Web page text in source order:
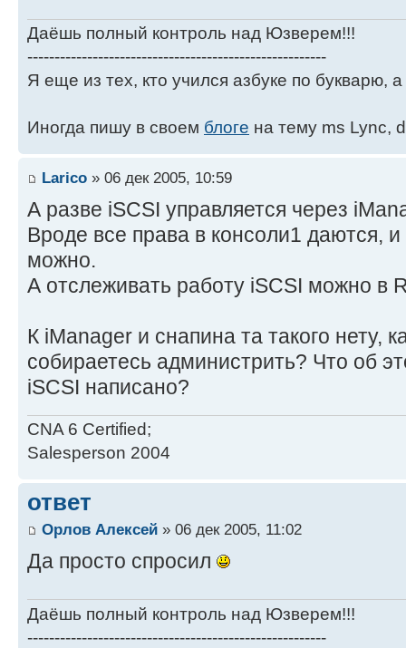
Даёшь полный контроль над Юзверем!!!
-------------------------------------------------------
Я еще из тех, кто учился азбуке по букварю,
Иногда пишу в своем блоге на тему ms Lync,
Larico » 06 дек 2005, 10:59
А разве iSCSI управляется через
Вроде все права в консоли1 даются,
можно.
А отслеживать работу iSCSI можно в
К iМanager и снапина та такого нету,
собираетесь администрить? Что об
iSCSI написано?
CNA 6 Certified;
Salesperson 2004
ответ
Орлов Алексей » 06 дек 2005, 11:02
Да просто спросил
Даёшь полный контроль над Юзверем!!!
-------------------------------------------------------